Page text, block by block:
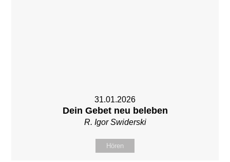
31.01.2026
Dein Gebet neu beleben
R. Igor Swiderski
Hören